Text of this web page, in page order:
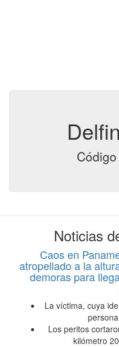
Noticias
Caos en
atropellado a la
demoras para
La víctima, cuya
Los peritos
kilómetro